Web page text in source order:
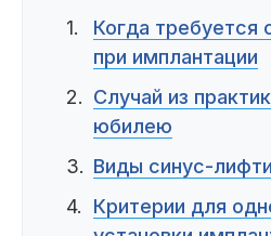
Услуги
Имплантация
Клиники
Когда требуется
при имплантации
Случай из
юбилею
Виды синус-
Критерии для